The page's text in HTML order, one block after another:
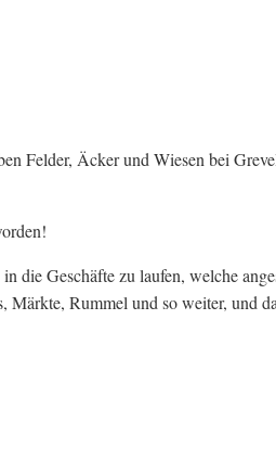
Felder, Äcker und Wiesen bei
die Geschäfte zu laufen, welche
Märkte, Rummel und so weiter, und